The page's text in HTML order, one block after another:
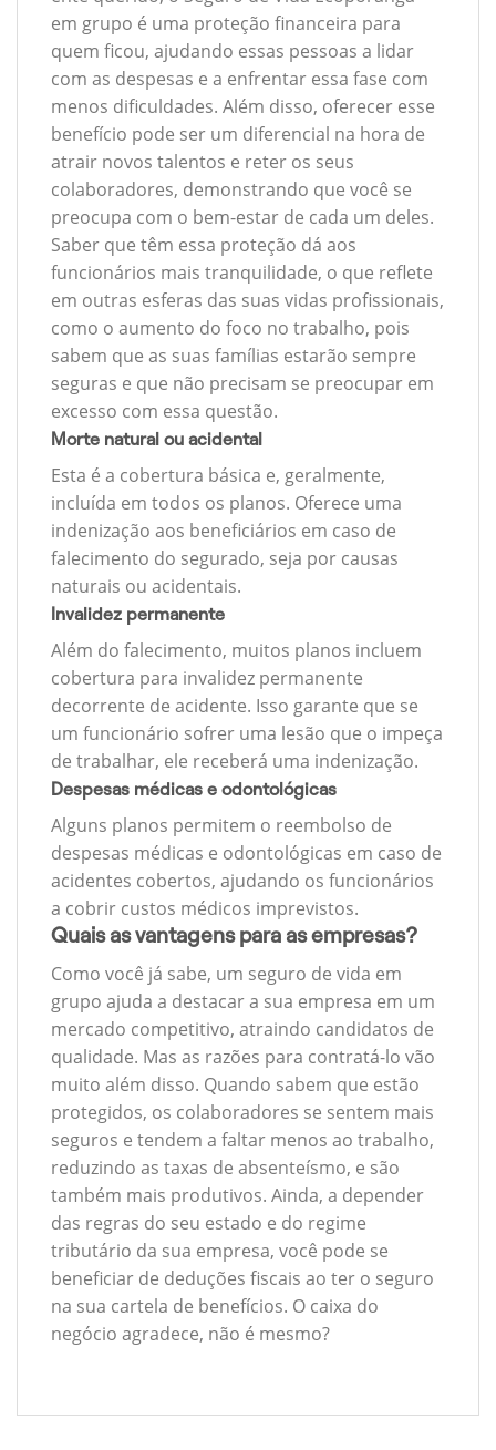
em grupo é uma proteção financeira para
quem ficou, ajudando essas pessoas a lidar
com as despesas e a enfrentar essa fase com
menos dificuldades. Além disso, oferecer esse
benefício pode ser um diferencial na hora de
atrair novos talentos e reter os seus
colaboradores, demonstrando que você se
preocupa com o bem-estar de cada um deles.
Saber que têm essa proteção dá aos
funcionários mais tranquilidade, o que reflete
em outras esferas das suas vidas profissionais,
como o aumento do foco no trabalho, pois
sabem que as suas famílias estarão sempre
seguras e que não precisam se preocupar em
excesso com essa questão.
Morte natural ou acidental
Esta é a cobertura básica e, geralmente,
incluída em todos os planos. Oferece uma
indenização aos beneficiários em caso de
falecimento do segurado, seja por causas
naturais ou acidentais.
Invalidez permanente
Além do falecimento, muitos planos incluem
cobertura para invalidez permanente
decorrente de acidente. Isso garante que se
um funcionário sofrer uma lesão que o impeça
de trabalhar, ele receberá uma indenização.
Despesas médicas e odontológicas
Alguns planos permitem o reembolso de
despesas médicas e odontológicas em caso de
acidentes cobertos, ajudando os funcionários
a cobrir custos médicos imprevistos.
Quais as vantagens para as empresas?
Como você já sabe, um seguro de vida em
grupo ajuda a destacar a sua empresa em um
mercado competitivo, atraindo candidatos de
qualidade. Mas as razões para contratá-lo vão
muito além disso. Quando sabem que estão
protegidos, os colaboradores se sentem mais
seguros e tendem a faltar menos ao trabalho,
reduzindo as taxas de absenteísmo, e são
também mais produtivos. Ainda, a depender
das regras do seu estado e do regime
tributário da sua empresa, você pode se
beneficiar de deduções fiscais ao ter o seguro
na sua cartela de benefícios. O caixa do
negócio agradece, não é mesmo?